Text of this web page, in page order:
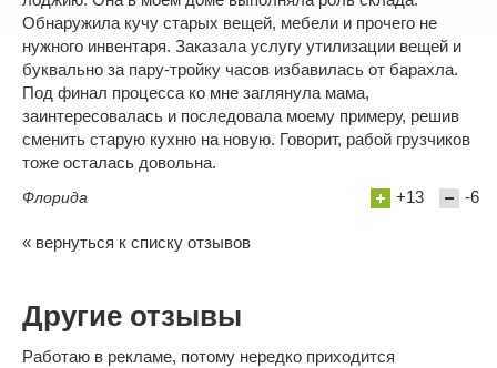
Обнаружила кучу старых вещей, мебели и прочего не
нужного инвентаря. Заказала услугу утилизации вещей и
буквально за пару-тройку часов избавилась от барахла.
Под финал процесса ко мне заглянула мама,
заинтересовалась и последовала моему примеру, решив
сменить старую кухню на новую. Говорит, рабой грузчиков
тоже осталась довольна.
Флорида +13 -6
« вернуться к списку отзывов
Другие отзывы
Работаю в рекламе, потому нередко приходится